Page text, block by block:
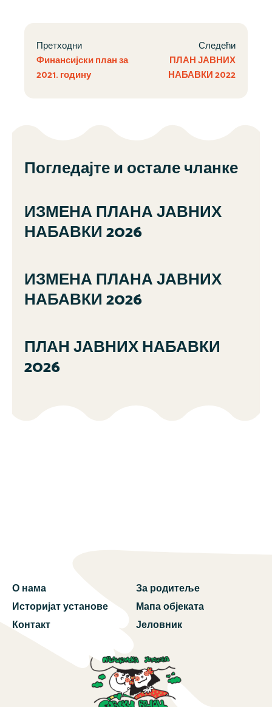
Претходни
Финансијски план за
2021. годину
Следећи
ПЛАН ЈАВНИХ
НАБАВКИ 2022
Погледајте и остале чланке
ИЗМЕНА ПЛАНА ЈАВНИХ
НАБАВКИ 2026
ИЗМЕНА ПЛАНА ЈАВНИХ
НАБАВКИ 2026
ПЛАН ЈАВНИХ НАБАВКИ
2026
О нама
Историјат установе
Контакт
За родитеље
Мапа објеката
Јеловник